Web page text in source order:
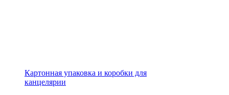
Картонная упаковка и коробки для
канцелярии